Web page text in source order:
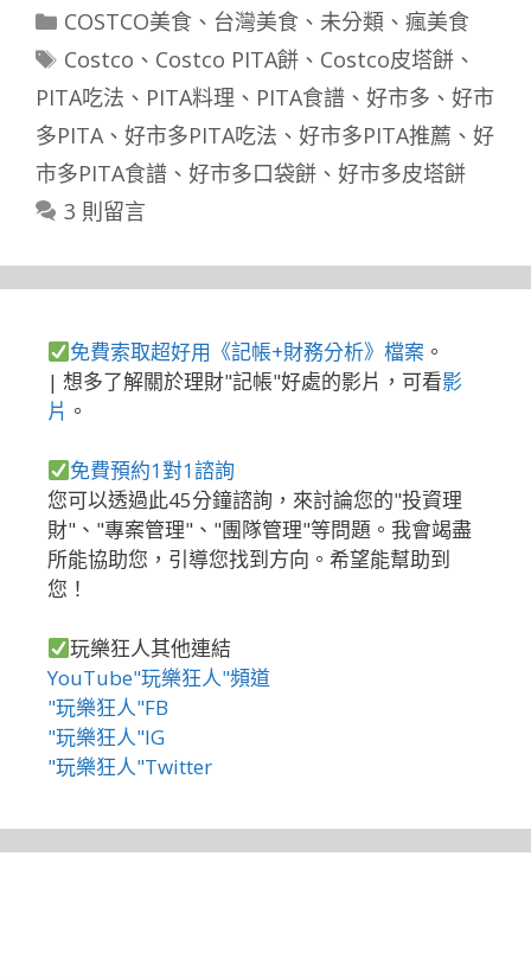
分
類
COSTCO美食、 台灣美食、 未分類、 瘋美食
標
籤
Costco 、 Costco PITA餅、 Costco皮塔餅、
PITA吃法 、 PITA料理 、 PITA食譜 、 好市多 、 好市
多PITA、 好市多PITA吃法 、 好市多PITA推薦 、 好
市多PITA食譜 、 好市多口袋餅 、 好市多皮塔餅
3 則留言
免費索取超好用《記帳+財務分析》檔案 。
| 想多了解關於理財"記帳"好處的影片，可看影
片 。
免費預約1對1諮詢
您可以透過此45分鐘諮詢，來討論您的"投資理
財"、"專案管理"、"團隊管理"等問題。我會竭盡
所能協助您，引導您找到方向。希望能幫助到
您！
玩樂狂人其他連結
YouTube"玩樂狂人"頻道
"玩樂狂人"FB
"玩樂狂人"IG
"玩樂狂人"Twitter